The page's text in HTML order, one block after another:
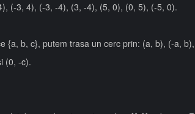
(-3, 4), (-3, -4), (3, -4), (5, 0), (0, 5), (-5, 0).
{a, b, c}, putem trasa un cerc prin: (a, b), (-a,
(0, -c).